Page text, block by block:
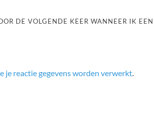
DE VOLGENDE KEER WANNEER IK EEN
je reactie gegevens worden verwerkt